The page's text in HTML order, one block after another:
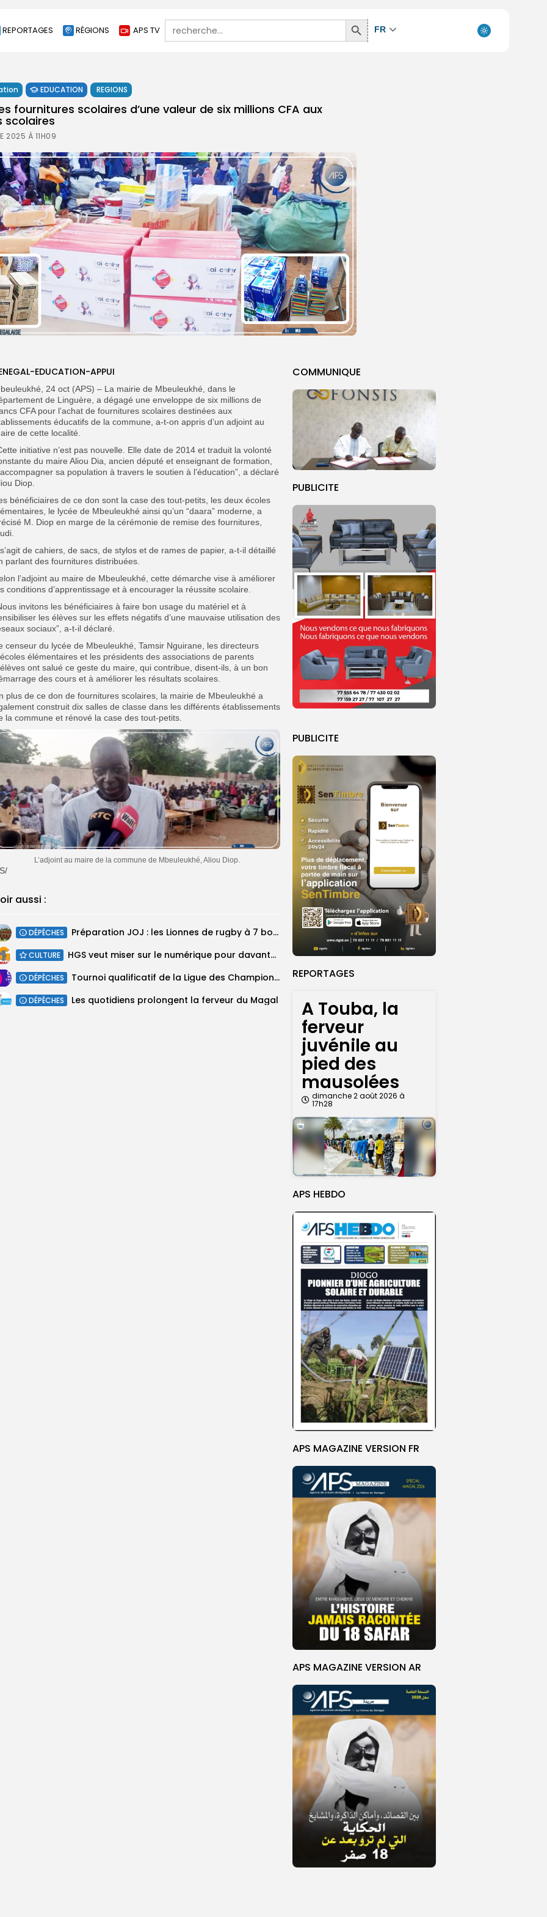
REPORTAGES RÉGIONS APS TV
Search
for:
Search
Button
FR
EDUCATION REGIONS
fournitures scolaires d’une valeur de six millions CFA aux
scolaires
2025 À 11H09
COMMUNIQUE
PUBLICITE
PUBLICITE
REPORTAGES
A Touba, la
ferveur
juvénile au
pied des
mausolées
dimanche 2 août 2026 à
17h28
APS HEBDO
APS MAGAZINE VERSION FR
APS MAGAZINE VERSION AR
EDUCATION-APPUI
24 oct (APS) – La mairie de Mbeuleukhé, dans le
de Linguère, a dégagé une enveloppe de six millions de
CFA pour l’achat de fournitures scolaires destinées aux
éducatifs de la commune, a-t-on appris d’un adjoint au
de cette localité.
initiative n’est pas nouvelle. Elle date de 2014 et traduit la volonté
du maire Aliou Dia, ancien député et enseignant de formation,
sa population à travers le soutien à l’éducation”, a déclaré
Diop.
bénéficiaires de ce don sont la case des tout-petits, les deux écoles
le lycée de Mbeuleukhé ainsi qu’un “daara” moderne, a
M. Diop en marge de la cérémonie de remise des fournitures,
de cahiers, de sacs, de stylos et de rames de papier, a-t-il détaillé
parlant des fournitures distribuées.
l’adjoint au maire de Mbeuleukhé, cette démarche vise à améliorer
conditions d’apprentissage et à encourager la réussite scolaire.
invitons les bénéficiaires à faire bon usage du matériel et à
les élèves sur les effets négatifs d’une mauvaise utilisation des
sociaux”, a-t-il déclaré.
censeur du lycée de Mbeuleukhé, Tamsir Nguirane, les directeurs
élémentaires et les présidents des associations de parents
ont salué ce geste du maire, qui contribue, disent-ils, à un bon
des cours et à améliorer les résultats scolaires.
plus de ce don de fournitures scolaires, la mairie de Mbeuleukhé a
construit dix salles de classe dans les différents établissements
la commune et rénové la case des tout-petits.
L’adjoint au maire de la commune de Mbeuleukhé, Aliou Diop.
aussi :
DÉPÊCHES Préparation JOJ : les Lionnes de rugby à 7 bouclent un stage...
CULTURE HGS veut miser sur le numérique pour davantage rapprocher les Sénégalais de...
DÉPÊCHES ‎Tournoi qualificatif de la Ligue des Champions de la CAF féminine UFOA/A...
DÉPÊCHES Les quotidiens prolongent la ferveur du Magal